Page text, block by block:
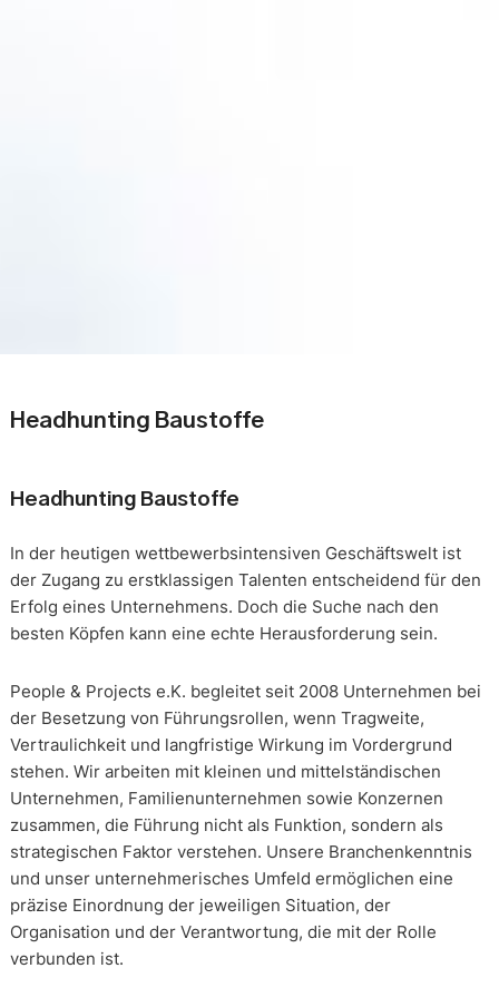
Headhunting Baustoffe
Headhunting Baustoffe
In der heutigen wettbewerbsintensiven Geschäftswelt ist
der Zugang zu erstklassigen Talenten entscheidend für den
Erfolg eines Unternehmens. Doch die Suche nach den
besten Köpfen kann eine echte Herausforderung sein.
People & Projects e.K. begleitet seit 2008 Unternehmen bei
der Besetzung von Führungsrollen, wenn Tragweite,
Vertraulichkeit und langfristige Wirkung im Vordergrund
stehen. Wir arbeiten mit kleinen und mittelständischen
Unternehmen, Familienunternehmen sowie Konzernen
zusammen, die Führung nicht als Funktion, sondern als
strategischen Faktor verstehen. Unsere Branchenkenntnis
und unser unternehmerisches Umfeld ermöglichen eine
präzise Einordnung der jeweiligen Situation, der
Organisation und der Verantwortung, die mit der Rolle
verbunden ist.